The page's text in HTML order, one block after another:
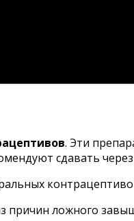
. Эти
сдавать
причин ложного